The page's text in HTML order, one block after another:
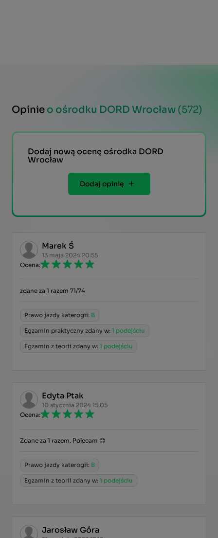
Opinie o ośrodku DORD Wrocław (572)
Dodaj nową ocenę ośrodka DORD
Wrocław
Dodaj opinię
Marek Ś
13 maja 2024 20:55
Ocena:
zdane za 1 razem 71/74
Prawo jazdy katerogii: B
Egzamin praktyczny zdany w: 1 podejściu
Egzamin z teorii zdany w: 1 podejściu
Edyta Ptak
10 stycznia 2024 15:05
Ocena:
Zdane za 1 razem. Polecam 😊
Prawo jazdy katerogii: B
Egzamin z teorii zdany w: 1 podejściu
Jarosław Góra